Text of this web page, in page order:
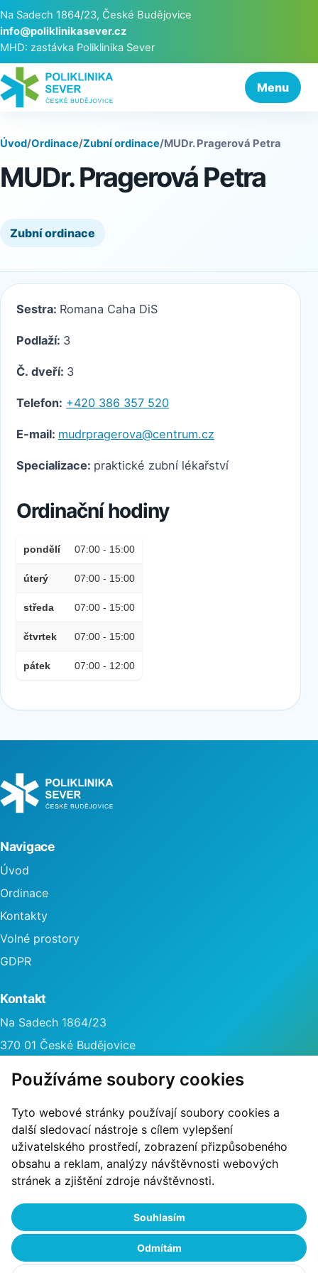
Používáme soubory cookies
Tyto webové stránky používají soubory cookies a
další sledovací nástroje s cílem vylepšení
uživatelského prostředí, zobrazení přizpůsobeného
obsahu a reklam, analýzy návštěvnosti webových
stránek a zjištění zdroje návštěvnosti.
Souhlasím
Odmítám
Na Sadech 1864/23, České Budějovice
info@poliklinikasever.cz
MHD: zastávka Poliklinika Sever
Menu
Úvod/Ordinace/Zubní ordinace/MUDr. Pragerová Petra
MUDr. Pragerová Petra
Zubní ordinace
Sestra: Romana Caha DiS
Podlaží: 3
Č. dveří: 3
Telefon: +420 386 357 520
E-mail: mudrpragerova@centrum.cz
Specializace: praktické zubní lékařství
Ordinační hodiny
pondělí 07:00 - 15:00
úterý 07:00 - 15:00
středa 07:00 - 15:00
čtvrtek 07:00 - 15:00
pátek 07:00 - 12:00
Navigace
Úvod
Ordinace
Kontakty
Volné prostory
GDPR
Kontakt
Na Sadech 1864/23
370 01 České Budějovice
© 2011-2026 POLIKLINIKA SEVER, spol s r.o.